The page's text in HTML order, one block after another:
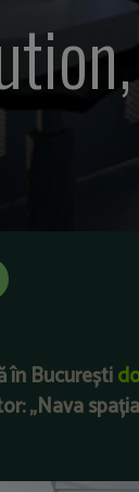
în București
„Nava